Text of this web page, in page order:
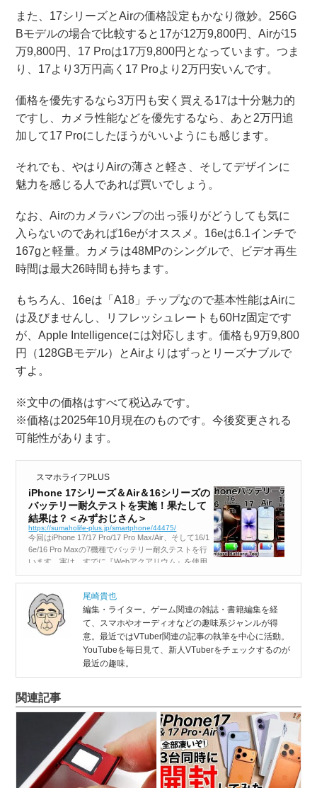
また、17シリーズとAirの価格設定もかなり微妙。256G
Bモデルの場合で比較すると17が12万9,800円、Airが15
万9,800円、17 Proは17万9,800円となっています。つま
り、17より3万円高く17 Proより2万円安いんです。
価格を優先するなら3万円も安く買える17は十分魅力的
ですし、カメラ性能などを優先するなら、あと2万円追
加して17 Proにしたほうがいいようにも感じます。
それでも、やはりAirの薄さと軽さ、そしてデザインに
魅力を感じる人であれば買いでしょう。
なお、Airのカメラバンプの出っ張りがどうしても気に
入らないのであれば16eがオススメ。16eは6.1インチで
167gと軽量。カメラは48MPのシングルで、ビデオ再生
時間は最大26時間も持ちます。
もちろん、16eは「A18」チップなので基本性能はAirに
は及びませんし、リフレッシュレートも60Hz固定です
が、Apple Intelligenceには対応します。価格も9万9,800
円（128GBモデル）とAirよりはずっとリーズナブルで
すよ。
※文中の価格はすべて税込みです。
※価格は2025年10月現在のものです。今後変更される
可能性があります。
スマホライフPLUS
iPhone 17シリーズ＆Air＆16シリーズの
バッテリー耐久テストを実施！果たして
結果は？＜みずおじさん＞
https://sumaholife-plus.jp/smartphone/44475/
今回はiPhone 17/17 Pro/17 Pro Max/Air、そして16/1
6e/16 Pro Maxの7機種でバッテリー耐久テストを行
います。実は、すでに『Webアクアリウム』を使用
した“高負荷状態”でもテストしていますが、今回は
これを外し、適応型電力制御は...
尾崎貴也
編集・ライター。ゲーム関連の雑誌・書籍編集を経
て、スマホやオーディオなどの趣味系ジャンルが得
意。最近ではVTuber関連の記事の執筆を中心に活動。
YouTubeを毎日見て、新人VTuberをチェックするのが
最近の趣味。
関連記事